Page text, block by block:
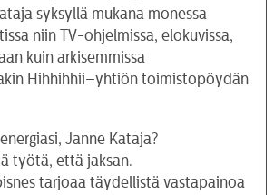
syksyllä mukana monessa
niin TV-ohjelmissa, elokuvissa,
kuin arkisemmissa
Hihhihhii–yhtiön toimistopöydän
Janne Kataja?
työtä, että jaksan.
tarjoaa täydellistä vastapainoa